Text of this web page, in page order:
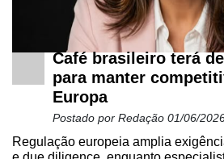
Café brasileiro terá
para manter
Europa
Postado por Redação 01/06/
Regulação europeia amplia